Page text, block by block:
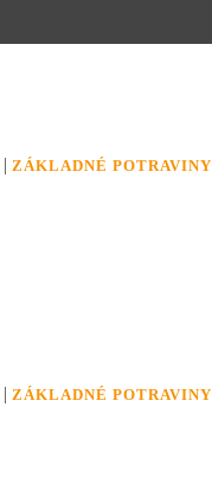
| ZÁKLADNÉ POTRAVINY
| ZÁKLADNÉ POTRAVINY